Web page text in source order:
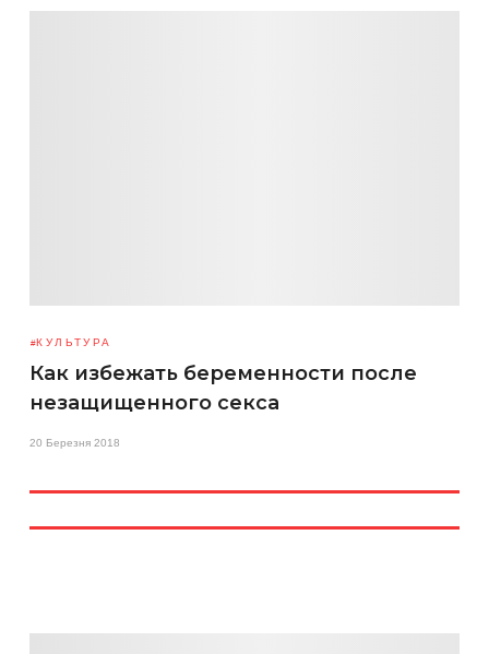
КУЛЬТУРА
Как избежать беременности после
незащищенного секса
20 Березня 2018